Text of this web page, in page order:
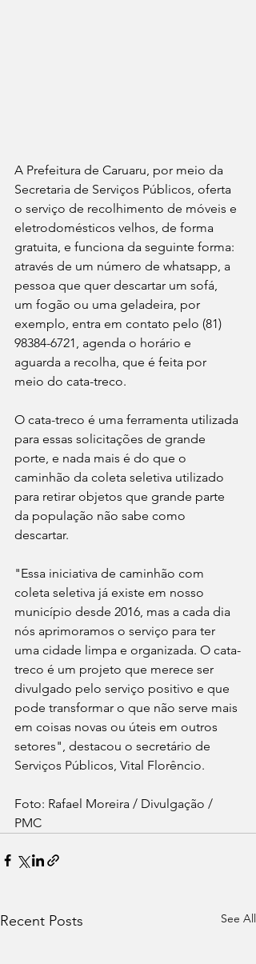
A Prefeitura de Caruaru, por meio da
Secretaria de Serviços Públicos, oferta
o serviço de recolhimento de móveis e
eletrodomésticos velhos, de forma
gratuita, e funciona da seguinte forma:
através de um número de whatsapp, a
pessoa que quer descartar um sofá,
um fogão ou uma geladeira, por
exemplo, entra em contato pelo (81)
98384-6721, agenda o horário e
aguarda a recolha, que é feita por
meio do cata-treco.
O cata-treco é uma ferramenta utilizada
para essas solicitações de grande
porte, e nada mais é do que o
caminhão da coleta seletiva utilizado
para retirar objetos que grande parte
da população não sabe como
descartar.
"Essa iniciativa de caminhão com
coleta seletiva já existe em nosso
município desde 2016, mas a cada dia
nós aprimoramos o serviço para ter
uma cidade limpa e organizada. O cata-
treco é um projeto que merece ser
divulgado pelo serviço positivo e que
pode transformar o que não serve mais
em coisas novas ou úteis em outros
setores", destacou o secretário de
Serviços Públicos, Vital Florêncio.
Foto: Rafael Moreira / Divulgação /
PMC
Recent Posts See All